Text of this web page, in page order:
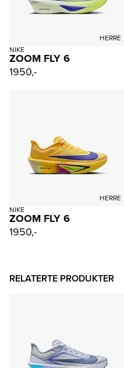
HERRE
NIKE
ZOOM FLY 6
1950,-
HERRE
NIKE
ZOOM FLY 6
1950,-
RELATERTE PRODUKTER